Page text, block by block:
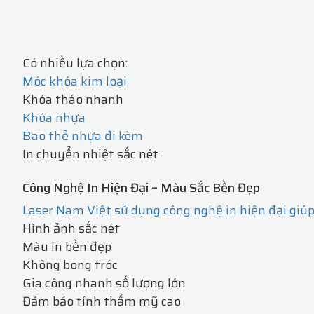
Có nhiều lựa chọn:
Móc khóa kim loại
Khóa tháo nhanh
Khóa nhựa
Bao thẻ nhựa đi kèm
In chuyển nhiệt sắc nét
Công Nghệ In Hiện Đại – Màu Sắc Bền Đẹp
Laser Nam Việt sử dụng công nghệ in hiện đại
Hình ảnh sắc nét
Màu in bền đẹp
Không bong tróc
Gia công nhanh số lượng lớn
Đảm bảo tính thẩm mỹ cao